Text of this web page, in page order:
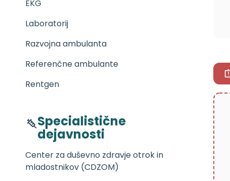
EKG
Laboratorij
Razvojna ambulanta
Referenčne ambulante
Rentgen
Specialistične
dejavnosti
Center za duševno zdravje otrok in
mladostnikov (CDZOM)